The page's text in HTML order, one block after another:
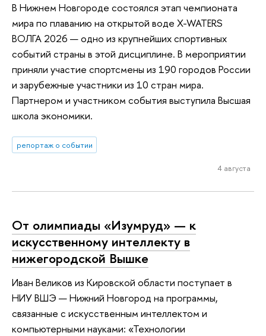
В Нижнем Новгороде состоялся этап чемпионата
мира по плаванию на открытой воде X-WATERS
ВОЛГА 2026 — одно из крупнейших спортивных
событий страны в этой дисциплине. В мероприятии
приняли участие спортсмены из 190 городов России
и зарубежные участники из 10 стран мира.
Партнером и участником события выступила Высшая
школа экономики.
репортаж о событии
4 августа
От олимпиады «Изумруд» — к
искусственному интеллекту в
нижегородской Вышке
Иван Великов из Кировской области поступает в
НИУ ВШЭ — Нижний Новгород на программы,
связанные с искусственным интеллектом и
компьютерными науками: «Технологии